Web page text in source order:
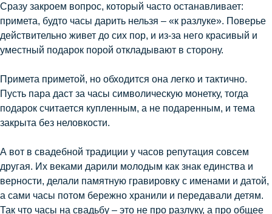
Сразу закроем вопрос, который часто останавливает:
примета, будто часы дарить нельзя – «к разлуке». Поверье
действительно живет до сих пор, и из-за него красивый и
уместный подарок порой откладывают в сторону.
Примета приметой, но обходится она легко и тактично.
Пусть пара даст за часы символическую монетку, тогда
подарок считается купленным, а не подаренным, и тема
закрыта без неловкости.
А вот в свадебной традиции у часов репутация совсем
другая. Их веками дарили молодым как знак единства и
верности, делали памятную гравировку с именами и датой,
а сами часы потом бережно хранили и передавали детям.
Так что часы на свадьбу – это не про разлуку, а про общее